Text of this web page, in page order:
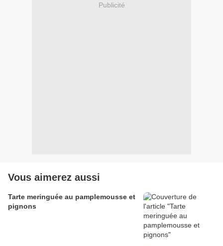
Publicité
Vous aimerez aussi
Tarte meringuée au pamplemousse et
pignons